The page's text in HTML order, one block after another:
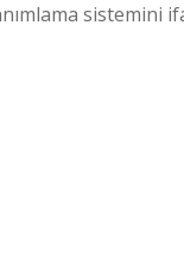
sistemini